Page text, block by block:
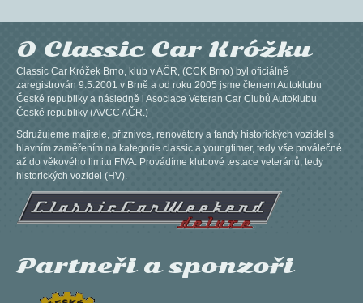
O Classic Car Króžku
Classic Car Króžek Brno, klub v AČR, (CCK Brno) byl oficiálně
zaregistrován 9.5.2001 v Brně a od roku 2005 jsme členem Autoklubu
České republiky a následně i Asociace Veteran Car Clubů Autoklubu
České republiky (AVCC AČR.)
Sdružujeme majitele, příznivce, renovátory a fandy historických vozidel s
hlavním zaměřením na kategorie classic a youngtimer, tedy vše poválečné
až do věkového limitu FIVA. Provádíme klubové testace veteránů, tedy
historických vozidel (HV).
Partneři a sponzoři